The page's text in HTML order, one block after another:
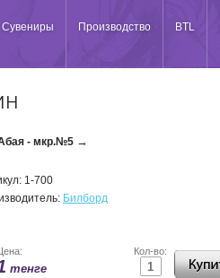
Сувениры Производство BTL
- мкр.№5 →
1-700
Билборд
Кол-во:
тенге